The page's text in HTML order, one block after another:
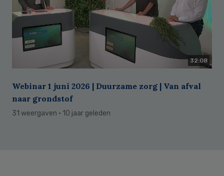
32:08
Webinar 1 juni 2026 | Duurzame zorg | Van afval
naar grondstof
31 weergaven · 10 jaar geleden